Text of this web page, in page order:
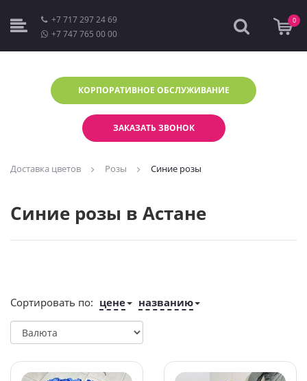
+7 717 297 24 69
+7 747 765 00 00
0
КОРПОРАТИВНОЕ ОБСЛУЖИВАНИЕ
ЗАКАЗАТЬ ЗВОНОК
Доставка цветов Розы Синие розы
Синие розы в Астане
Сортировать по: цене названию